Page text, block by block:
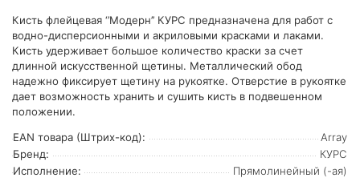
Кисть флейцевая ‘’Модерн’’ КУРС предназначена для работ с
водно-дисперсионными и акриловыми красками и лаками.
Кисть удерживает большое количество краски за счет
длинной искусственной щетины. Металлический обод
надежно фиксирует щетину на рукоятке. Отверстие в рукоятке
дает возможность хранить и сушить кисть в подвешенном
положении.
EAN товара (Штрих-код):
Array
Бренд:
КУРС
Исполнение:
Прямолинейный (-ая)